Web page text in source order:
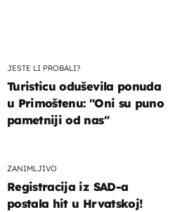
JESTE LI PROBALI?
Turisticu oduševila ponuda
u Primoštenu: "Oni su puno
pametniji od nas"
ZANIMLJIVO
Registracija iz SAD-a
postala hit u Hrvatskoj!